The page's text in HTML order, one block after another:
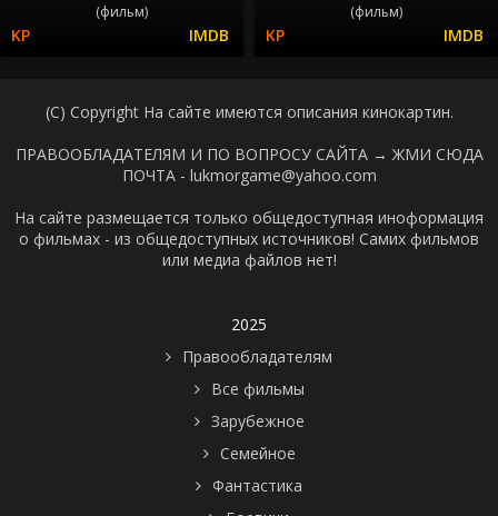
(фильм) (фильм)
(C) Copyright На сайте имеются описания кинокартин.
ПРАВООБЛАДАТЕЛЯМ И ПО ВОПРОСУ САЙТА → ЖМИ СЮДА
ПОЧТА - lukmorgame@yahoo.com
На сайте размещается только общедоступная иноформация
о фильмах - из общедоступных источников! Самих фильмов
или медиа файлов нет!
2025
Правообладателям
Все фильмы
Зарубежное
Семейное
Фантастика